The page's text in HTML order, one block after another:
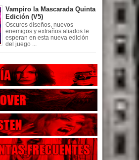
Vampiro la Mascarada Quinta
Edición (V5)
Oscuros diseños, nuevos
enemigos y extraños aliados te
esperan en esta nueva edición
del juego ...